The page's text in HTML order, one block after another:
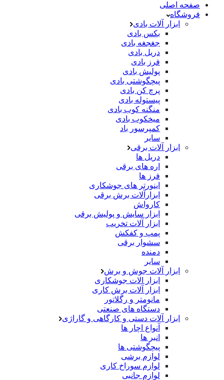
صفحه اصلی
فروشگاه
ابزار آلات بادی
بکس بادی
جغجغه بادی
دریل بادی
فرز بادی
پولیش بادی
پیچگوشتی بادی
پرچ کن بادی
پیستوله بادی
منگنه کوب بادی
میخکوب بادی
کمپرسور باد
سایر
ابزار آلات برقی
دریل ها
اره های برقی
فرز ها
اینورتر های جوشکاری
ابزارآلات برش برقی
کارواش
ابزار سایش و پولیش برقی
ابزار آلات تخریب
پمپ و کفکش
سشوار برقی
دمنده
سایر
ابزار آلات جوش و برش
ابزار الات جوشکاری
ابزار آلات برش کاری
مانومتر و رگلاتور
دستگاه های صنعتی
ابزار آلات دستی و کارگاهی و گاراژی
آنواع اچار ها
انبر ها
پیچگوشتی ها
لوازم برشی
لوازم سوراخ کاری
لوازم جانبی